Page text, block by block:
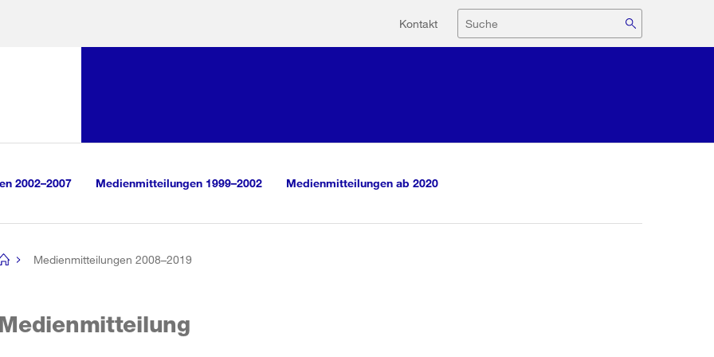
Hilfsnavigation
Kontakt Suche
2002–2007 Medienmitteilungen 1999–2002 Medienmitteilungen ab 2020
Medienmitteilungen 2008–2019